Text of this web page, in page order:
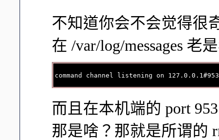
不知道你会不会觉得很
在 /var/log/messages 老
而且在本机端的 port
那是啥？那就是所谓的